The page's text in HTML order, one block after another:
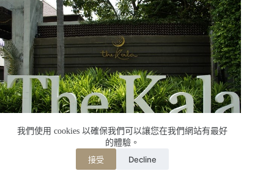
我們使用 cookies 以確保我們可以讓您在我們網站有最好
的體驗。
接受 Decline